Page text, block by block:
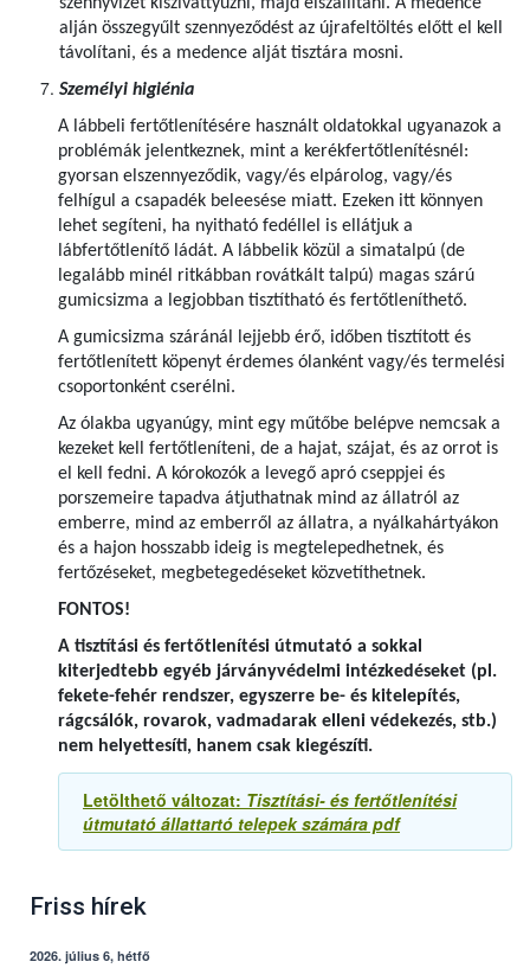
szennyvizet kiszivattyúzni, majd elszállítani. A medence
alján összegyűlt szennyeződést az újrafeltöltés előtt el kell
távolítani, és a medence alját tisztára mosni.
Személyi higiénia
A lábbeli fertőtlenítésére használt oldatokkal ugyanazok a
problémák jelentkeznek, mint a kerékfertőtlenítésnél:
gyorsan elszennyeződik, vagy/és elpárolog, vagy/és
felhígul a csapadék beleesése miatt. Ezeken itt könnyen
lehet segíteni, ha nyitható fedéllel is ellátjuk a
lábfertőtlenítő ládát. A lábbelik közül a simatalpú (de
legalább minél ritkábban rovátkált talpú) magas szárú
gumicsizma a legjobban tisztítható és fertőtleníthető.
A gumicsizma száránál lejjebb érő, időben tisztított és
fertőtlenített köpenyt érdemes ólanként vagy/és termelési
csoportonként cserélni.
Az ólakba ugyanúgy, mint egy műtőbe belépve nemcsak a
kezeket kell fertőtleníteni, de a hajat, szájat, és az orrot is
el kell fedni. A kórokozók a levegő apró cseppjei és
porszemeire tapadva átjuthatnak mind az állatról az
emberre, mind az emberről az állatra, a nyálkahártyákon
és a hajon hosszabb ideig is megtelepedhetnek, és
fertőzéseket, megbetegedéseket közvetíthetnek.
FONTOS!
A tisztítási és fertőtlenítési útmutató a sokkal
kiterjedtebb egyéb járványvédelmi intézkedéseket (pl.
fekete-fehér rendszer, egyszerre be- és kitelepítés,
rágcsálók, rovarok, vadmadarak elleni védekezés, stb.)
nem helyettesíti, hanem csak kiegészíti.
Letölthető változat: Tisztítási- és fertőtlenítési
útmutató állattartó telepek számára pdf
Friss hírek
2026. július 6, hétfő